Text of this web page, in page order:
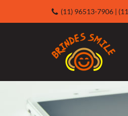
(11) 96513-7906 |